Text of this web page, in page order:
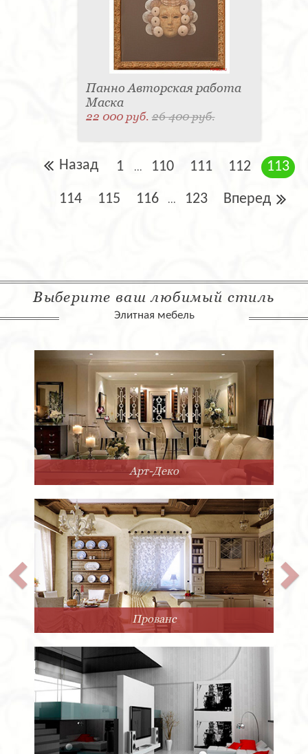
Панно Авторская работа
Маска
22 000 руб.26 400 руб.
Назад 1 ... 110 111 112 113
114 115 116 ... 123 Вперед
Выберите ваш любимый стиль
Элитная мебель
Современный
Классика